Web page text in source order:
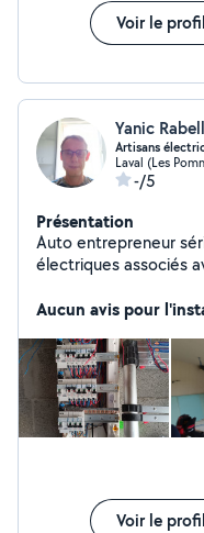
Voir le profil
Yanic
Artisans
Laval (Les
-/5
Présentation
Auto entrepreneur
électriques associés
dépannage en petits
Aucun avis pour
Voir le profil